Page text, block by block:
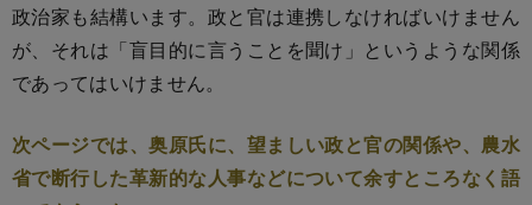
政治家も結構います。政と官は連携しなければいけません
が、それは「盲目的に言うことを聞け」というような関係
であってはいけません。
次ページでは、奥原氏に、望ましい政と官の関係や、農水
省で断行した革新的な人事などについて余すところなく語